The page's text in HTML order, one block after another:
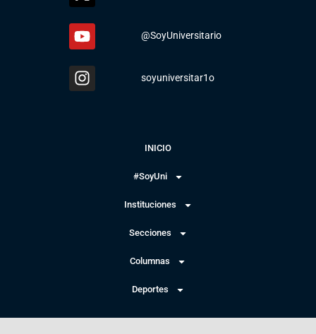
@SoyUniversitario
soyuniversitar1o
INICIO
#SoyUni
Instituciones
Secciones
Columnas
Deportes